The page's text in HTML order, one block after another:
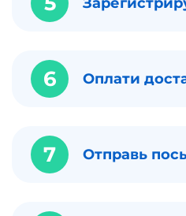
6 Оплати
7 Отправь